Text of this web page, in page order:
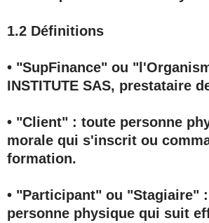
1.2 Définitions
• "SupFinance" ou
INSTITUTE SAS, prestataire
• "Client" : toute personne
morale qui s'inscrit ou
formation.
• "Participant" ou "Stagiaire"
personne physique qui suit